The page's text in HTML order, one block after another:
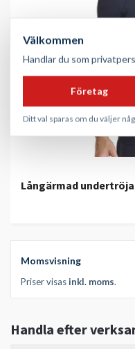
Momsvisning
Priser visasinkl. moms.
Handla efter
Långärmad
Välkommen
Handlar du som
Företag
Ditt val sparas om du väljer